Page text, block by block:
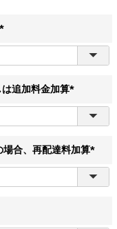
(
は追加料金加算
(
)
場合、再配達料加算
(
必